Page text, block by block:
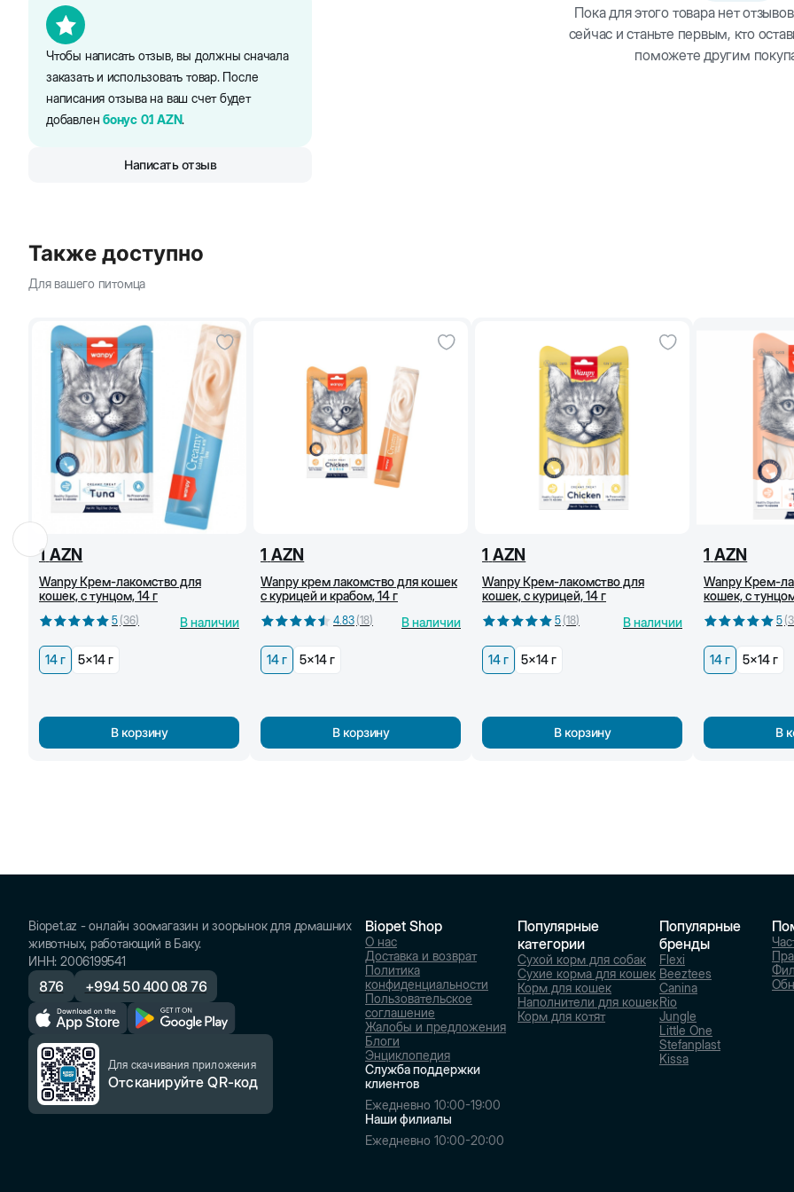
Чтобы написать отзыв, вы должны сначала
заказать и использовать товар. После
написания отзыва на ваш счет будет
добавленбонус 0.1 AZN.
Написать отзыв
Пока для этого товара нет
сейчас и станьте первым, кто
поможете другим
Также доступно
Для вашего питомца
1 AZN
Wanpy Крем-лакомство для
кошек, с тунцом, 14 г
5 (36) В наличии
14 г 5x14 г
В корзину
1 AZN
Wanpy крем лакомство для кошек
с курицей и крабом, 14 г
4.83 (18) В наличии
14 г 5x14 г
В корзину
1 AZN
Wanpy Крем-лакомство для
кошек, с курицей, 14 г
5 (18) В наличии
14 г 5x14 г
В корзину
1 AZN
Wanpy Крем-
кошек, с
5 (
14 г 5x14 г
В
Biopet.az - онлайн зоомагазин и зоорынок для домашних
животных, работающий в Баку.
ИНН: 2006199541
876 +994 50 400 08 76
Для скачивания приложения
Отсканируйте QR-код
Biopet Shop
О нас
Доставка и возврат
Политика
конфиденциальности
Пользовательское
соглашение
Жалобы и предложения
Блоги
Энциклопедия
Служба поддержки
клиентов
Ежедневно 10:00-19:00
Наши филиалы
Ежедневно 10:00-20:00
Популярные
категории
Сухой корм для собак
Сухие корма для кошек
Корм для кошек
Наполнители для кошек
Корм для котят
Популярные
бренды
Flexi
Beeztees
Canina
Rio
Jungle
Little One
Stefanplast
Kissa